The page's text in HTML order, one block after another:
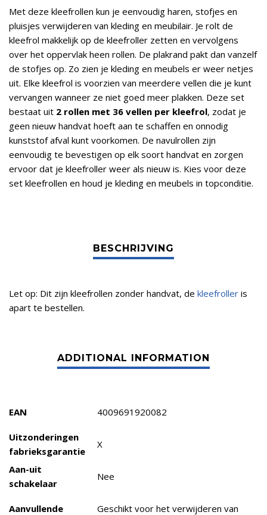
Met deze kleefrollen kun je eenvoudig haren, stofjes en
pluisjes verwijderen van kleding en meubilair. Je rolt de
kleefrol makkelijk op de kleefroller zetten en vervolgens
over het oppervlak heen rollen. De plakrand pakt dan vanzelf
de stofjes op. Zo zien je kleding en meubels er weer netjes
uit. Elke kleefrol is voorzien van meerdere vellen die je kunt
vervangen wanneer ze niet goed meer plakken. Deze set
bestaat uit 2 rollen met 36 vellen per kleefrol, zodat je
geen nieuw handvat hoeft aan te schaffen en onnodig
kunststof afval kunt voorkomen. De navulrollen zijn
eenvoudig te bevestigen op elk soort handvat en zorgen
ervoor dat je kleefroller weer als nieuw is. Kies voor deze
set kleefrollen en houd je kleding en meubels in topconditie.
Let op: Dit zijn kleefrollen zonder handvat, de kleefroller is
apart te bestellen.
EAN 4009691920082
Uitzonderingen
fabrieksgarantie
X
Aan-uit
schakelaar
Nee
Aanvullende
Geschikt voor het verwijderen van